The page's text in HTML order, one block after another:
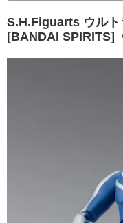
S.H.Figuarts ウルト
[BANDAI SPIRITS]